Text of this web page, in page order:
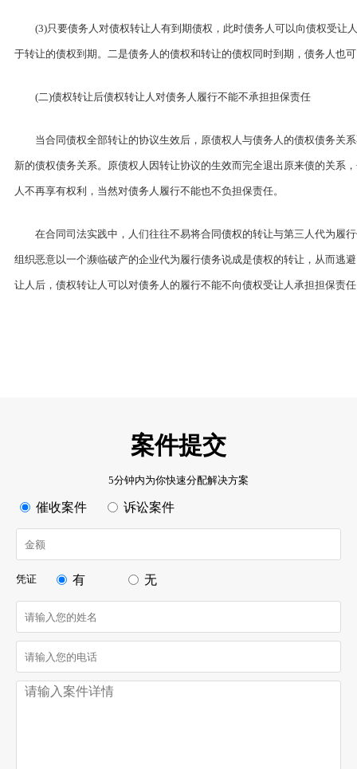
(3)只要债务人对债权转让人有到期债权，此时债务人可以向债权受让
于转让的债权到期。二是债务人的债权和转让的债权同时到期，债务人也
(二)债权转让后债权转让人对债务人履行不能不承担担保责任
当合同债权全部转让的协议生效后，原债权人与债务人的债权债务关
新的债权债务关系。原债权人因转让协议的生效而完全退出原来债的关系
人不再享有权利，当然对债务人履行不能也不负担保责任。
在合同司法实践中，人们往往不易将合同债权的转让与第三人代为履
组织恶意以一个濒临破产的企业代为履行债务说成是债权的转让，从而逃
让人后，债权转让人可以对债务人的履行不能不向债权受让人承担担保责
案件提交
5分钟内为你快速分配解决方案
催收案件 诉讼案件
凭证 有 无